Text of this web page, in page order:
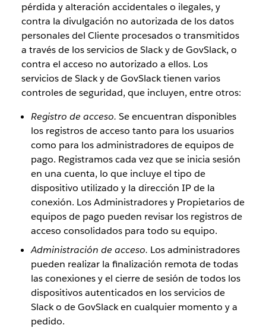
pérdida y alteración accidentales o ilegales, y
contra la divulgación no autorizada de los datos
personales del Cliente procesados o transmitidos
a través de los servicios de Slack y de GovSlack, o
contra el acceso no autorizado a ellos. Los
servicios de Slack y de GovSlack tienen varios
controles de seguridad, que incluyen, entre otros:
Registro de acceso. Se encuentran disponibles
los registros de acceso tanto para los usuarios
como para los administradores de equipos de
pago. Registramos cada vez que se inicia sesión
en una cuenta, lo que incluye el tipo de
dispositivo utilizado y la dirección IP de la
conexión. Los Administradores y Propietarios de
equipos de pago pueden revisar los registros de
acceso consolidados para todo su equipo.
Administración de acceso. Los administradores
pueden realizar la finalización remota de todas
las conexiones y el cierre de sesión de todos los
dispositivos autenticados en los servicios de
Slack o de GovSlack en cualquier momento y a
pedido.